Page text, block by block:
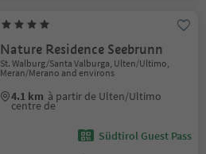
Nature Residence Seebrunn
St. Walburg/Santa Valburga, Ulten/Ultimo,
Meran/Merano and environs
4.1 km à partir de Ulten/Ultimo
centre de
Südtirol Guest Pass